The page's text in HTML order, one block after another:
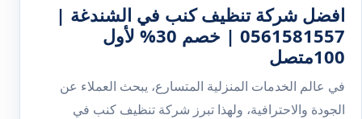
افضل شركة تنظيف كنب في الشندغة |
0561581557 | خصم 30% لأول
100متصل
في عالم الخدمات المنزلية المتسارع، يبحث العملاء عن
الجودة والاحترافية، ولهذا تبرز شركة تنظيف كنب في